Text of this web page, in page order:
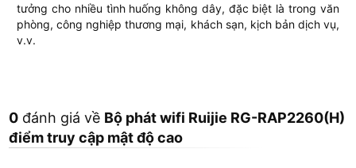
tưởng cho nhiều tình huống không dây, đặc biệt là trong văn
phòng, công nghiệp thương mại, khách sạn, kịch bản dịch vụ,
v.v.
0 đánh giá về Bộ phát wifi Ruijie RG-RAP2260(H)
điểm truy cập mật độ cao